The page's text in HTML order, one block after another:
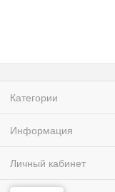
Категории
Информация
Личный кабинет